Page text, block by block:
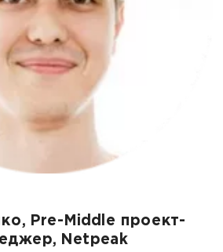
Pre-Middle проект-
Netpeak